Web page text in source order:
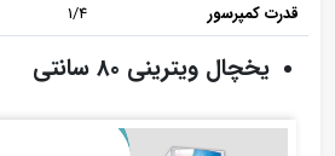
قدرت کمپرسور
1/4
یخچال ویترینی 80 سانتی